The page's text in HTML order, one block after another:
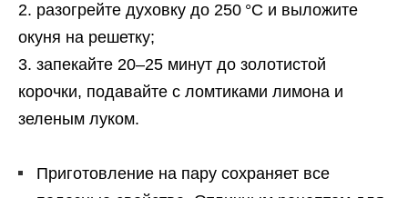
разогрейте духовку до 250 °C и выложите
окуня на решетку;
запекайте 20–25 минут до золотистой
корочки, подавайте с ломтиками лимона и
зеленым луком.
Приготовление на пару сохраняет все